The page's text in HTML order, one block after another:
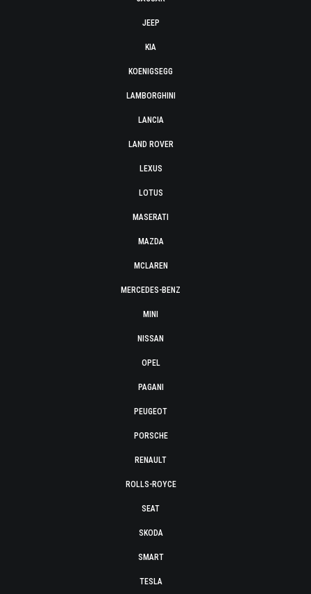
JEEP
KIA
KOENIGSEGG
LAMBORGHINI
LANCIA
LAND ROVER
LEXUS
LOTUS
MASERATI
MAZDA
MCLAREN
MERCEDES-BENZ
MINI
NISSAN
OPEL
PAGANI
PEUGEOT
PORSCHE
RENAULT
ROLLS-ROYCE
SEAT
SKODA
SMART
TESLA